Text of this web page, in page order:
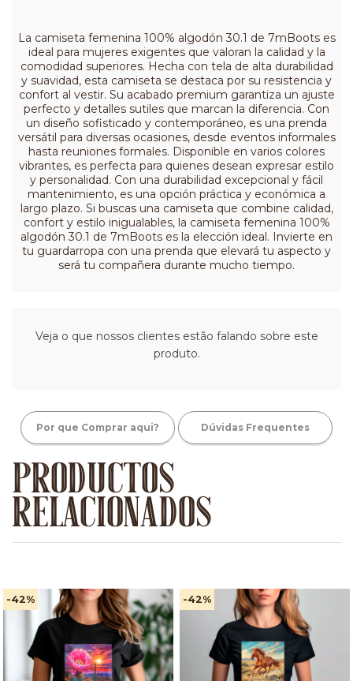
La camiseta femenina 100% algodón 30.1 de 7mBoots es
ideal para mujeres exigentes que valoran la calidad y la
comodidad superiores. Hecha con tela de alta durabilidad
y suavidad, esta camiseta se destaca por su resistencia y
confort al vestir. Su acabado premium garantiza un ajuste
perfecto y detalles sutiles que marcan la diferencia. Con
un diseño sofisticado y contemporáneo, es una prenda
versátil para diversas ocasiones, desde eventos informales
hasta reuniones formales. Disponible en varios colores
vibrantes, es perfecta para quienes desean expresar estilo
y personalidad. Con una durabilidad excepcional y fácil
mantenimiento, es una opción práctica y económica a
largo plazo. Si buscas una camiseta que combine calidad,
confort y estilo inigualables, la camiseta femenina 100%
algodón 30.1 de 7mBoots es la elección ideal. Invierte en
tu guardarropa con una prenda que elevará tu aspecto y
será tu compañera durante mucho tiempo.
Veja o que nossos clientes estão falando sobre este
produto.
Por que Comprar aqui? Dúvidas Frequentes
PRODUCTOS
RELACIONADOS
-42% -42%